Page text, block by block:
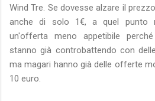
Wind Tre. Se dovesse alzare il
anche di solo 1€, a quel punto
un'offerta meno appetibile
stanno già controbattendo con
ma magari hanno già delle offerte
10 euro.